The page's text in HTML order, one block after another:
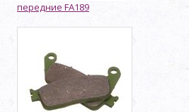
передние FA189